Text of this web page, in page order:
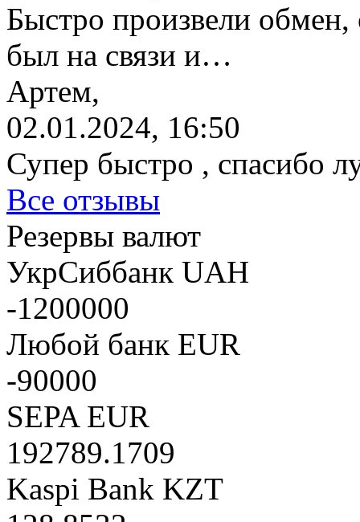
Быстро произвели обмен,
был на связи и…
Артем,
02.01.2024, 16:50
Супер быстро , спасибо
Все отзывы
Резервы валют
УкрСиббанк UAH
-1200000
Любой банк EUR
-90000
SEPA EUR
192789.1709
Kaspi Bank KZT